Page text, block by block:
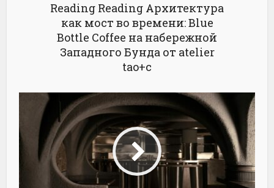
Reading Reading Архитектура
как мост во времени: Blue
Bottle Coffee на набережной
Западного Бунда от atelier
tao+c